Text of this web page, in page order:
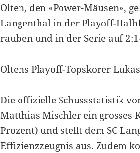
Olten, den «Power-Mäusen»,
Langenthal in der Playoff-
rauben und in der Serie auf
Oltens Playoff-Topskorer
Die offizielle Schussstatistik
Matthias Mischler ein grosses
Prozent) und stellt dem SC
Effizienzzeugnis aus. Zudem